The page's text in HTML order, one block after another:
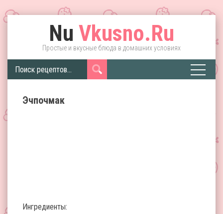
Nu Vkusno.Ru
Простые и вкусные блюда в домашних условиях
Эчпочмак
Ингредиенты: